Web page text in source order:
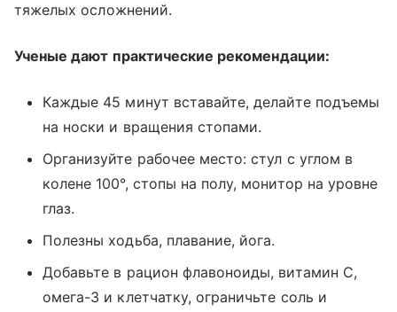
тяжелых осложнений.
Ученые дают практические рекомендации:
Каждые 45 минут вставайте, делайте подъемы
на носки и вращения стопами.
Организуйте рабочее место: стул с углом в
колене 100°, стопы на полу, монитор на уровне
глаз.
Полезны ходьба, плавание, йога.
Добавьте в рацион флавоноиды, витамин C,
омега-3 и клетчатку, ограничьте соль и